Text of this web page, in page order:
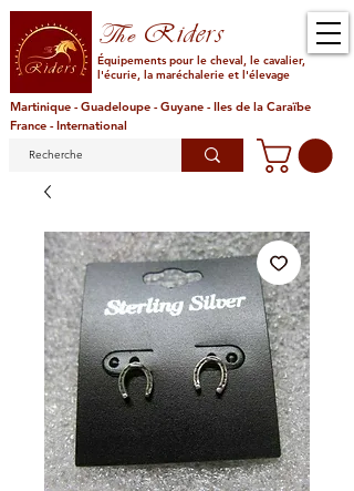
TheRiders
Équipements pour le cheval, le cavalier,
l'écurie, la maréchalerie et l'élevage
Martinique - Guadeloupe - Guyane - Iles de la Caraïbe
France - International